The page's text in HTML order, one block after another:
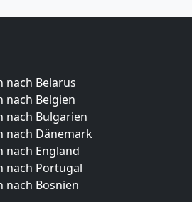
nach Belarus
nach Belgien
nach Bulgarien
nach Dänemark
nach England
nach Portugal
nach Bosnien